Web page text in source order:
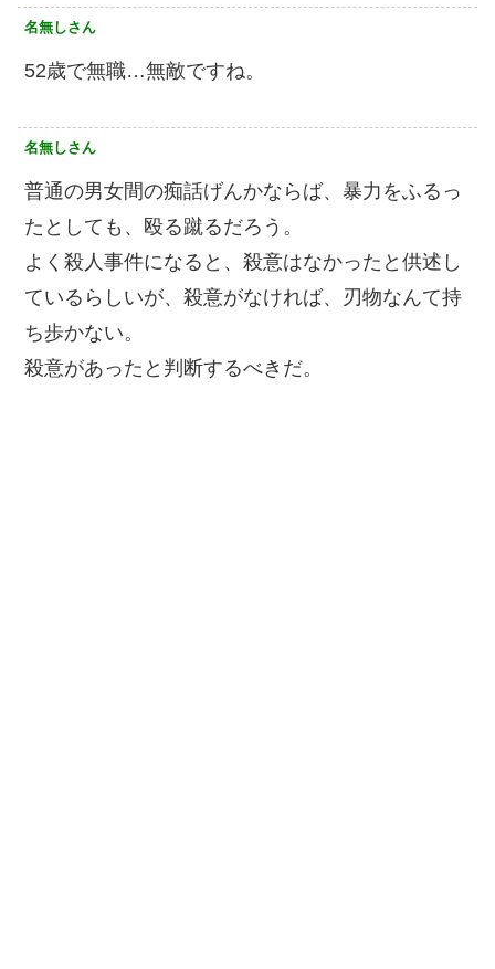
名無しさん
52歳で無職…無敵ですね。
名無しさん
普通の男女間の痴話げんかならば、暴力をふるっ
たとしても、殴る蹴るだろう。
よく殺人事件になると、殺意はなかったと供述し
ているらしいが、殺意がなければ、刃物なんて持
ち歩かない。
殺意があったと判断するべきだ。